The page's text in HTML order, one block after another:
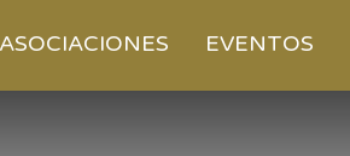
ASOCIACIONES EVENTOS